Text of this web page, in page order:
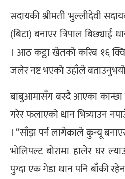
सदायकी श्रीमती भुल्लीदेवी
(बिटा) बनाएर त्रिपाल बिछ्याई
। आठ कट्ठा खेतको करिब १६
जलेर नष्ट भएको उहाँले
बाबुआमासँग बस्दै आएका कान्छा
गरेर फलाएको धान भित्र्याउन
। “साँझ पर्न लागेकाले कुन्यू
भोलिपल्ट बोरामा हालेर घर
पुग्दा एक गेडा धान पनि बाँकी